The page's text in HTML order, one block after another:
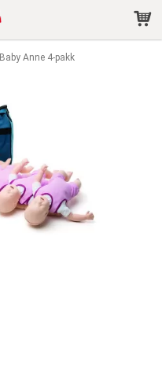
Baby Anne 4-pakk